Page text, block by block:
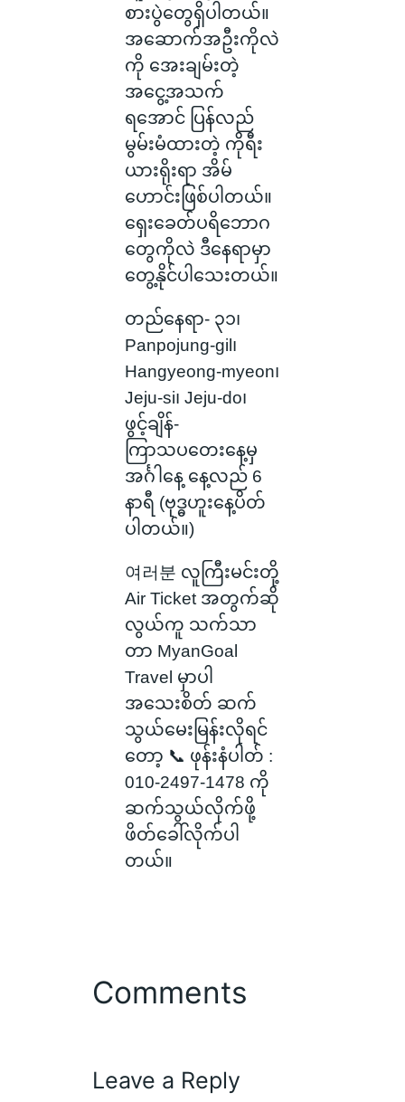
စားပွဲတွေရှိပါတယ်။
အဆောက်အဦးကိုလဲ
ကို အေးချမ်းတဲ့
အငွေ့အသက်
ရအောင် ပြန်လည်
မွမ်းမံထားတဲ့ ကိုရီး
ယားရိုးရာ အိမ်
ဟောင်းဖြစ်ပါတယ်။
ရှေးခေတ်ပရိဘောဂ
တွေကိုလဲ ဒီနေရာမှာ
တွေ့နိုင်ပါသေးတယ်။
တည်နေရာ- ၃၁၊
Panpojung-gil၊
Hangyeong-myeon၊
Jeju-si၊ Jeju-do၊
ဖွင့်ချိန်-
ကြာသပတေးနေ့မှ
အင်္ဂါနေ့ နေ့လည် 6
နာရီ (ဗုဒ္ဓဟူးနေ့ပိတ်
ပါတယ်။)
여러분 လူကြီးမင်းတို့
Air Ticket အတွက်ဆို
လွယ်ကူ သက်သာ
တာ MyanGoal
Travel မှာပါ
အသေးစိတ် ဆက်
သွယ်မေးမြန်းလိုရင်
တော့ 📞 ဖုန်းနံပါတ် :
010-2497-1478 ကို
ဆက်သွယ်လိုက်ဖို့
ဖိတ်ခေါ်လိုက်ပါ
တယ်။
Comments
Leave a Reply